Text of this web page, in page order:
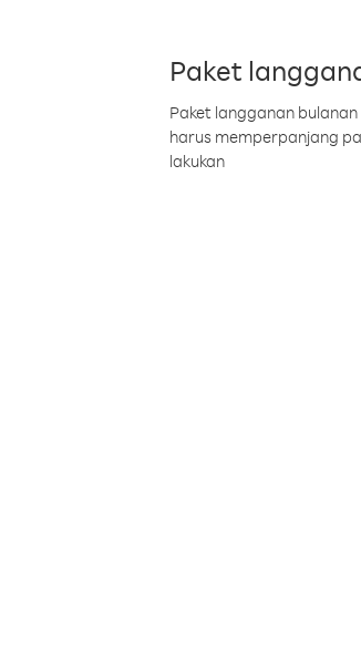
Paket
Paket langganan
harus memperpanjang
lakukan